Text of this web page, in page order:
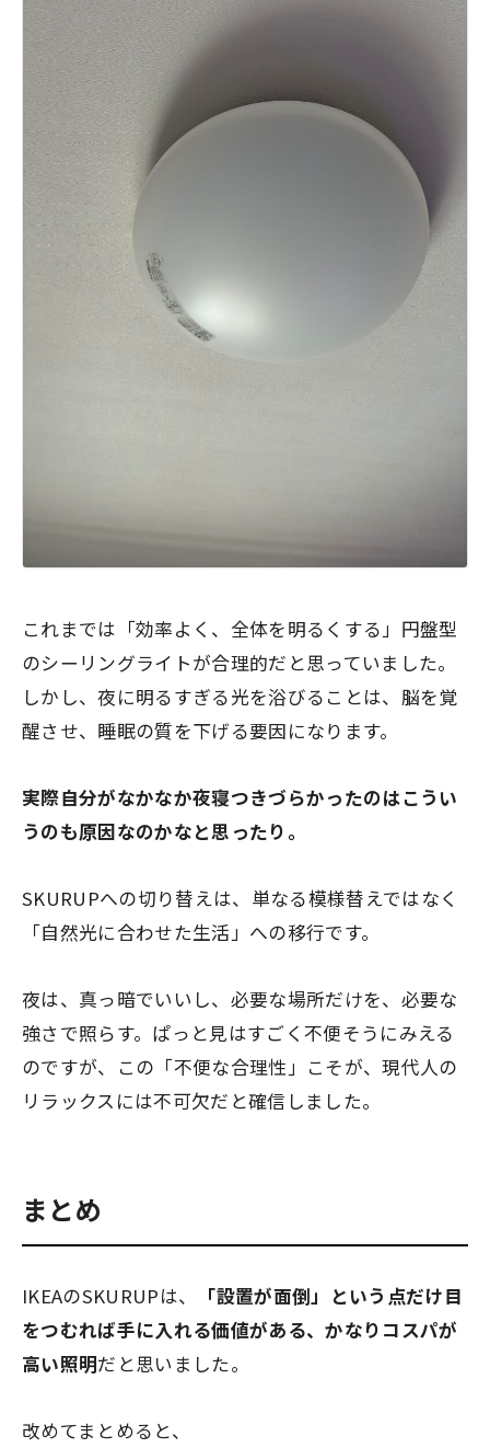
これまでは「効率よく、全体を明るくする」円盤型
のシーリングライトが合理的だと思っていました。
しかし、夜に明るすぎる光を浴びることは、脳を覚
醒させ、睡眠の質を下げる要因になります。
実際自分がなかなか夜寝つきづらかったのはこうい
うのも原因なのかなと思ったり。
SKURUPへの切り替えは、単なる模様替えではなく
「自然光に合わせた生活」への移行です。
夜は、真っ暗でいいし、必要な場所だけを、必要な
強さで照らす。ぱっと見はすごく不便そうにみえる
のですが、この「不便な合理性」こそが、現代人の
リラックスには不可欠だと確信しました。
まとめ
IKEAのSKURUPは、
「設置が面倒」という点だけ目
をつむれば手に入れる価値がある、かなりコスパが
高い照明だと思いました。
改めてまとめると、